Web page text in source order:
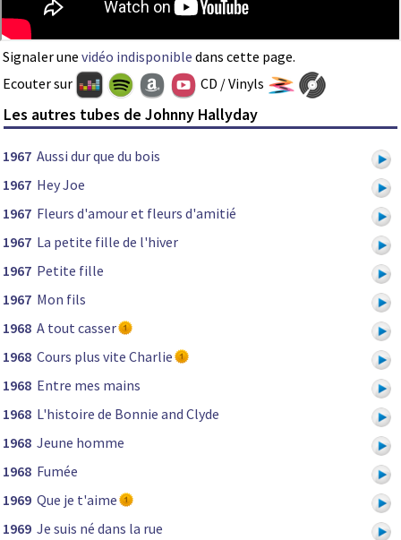
Signaler une vidéo indisponible dans cette page.
Ecouter sur
CD / Vinyls
Les autres tubes de Johnny Hallyday
1967 Aussi dur que du bois
1967 Hey Joe
1967 Fleurs d'amour et fleurs d'amitié
1967 La petite fille de l'hiver
1967 Petite fille
1967 Mon fils
1968 A tout casser
1968 Cours plus vite Charlie
1968 Entre mes mains
1968 L'histoire de Bonnie and Clyde
1968 Jeune homme
1968 Fumée
1969 Que je t'aime
1969 Je suis né dans la rue